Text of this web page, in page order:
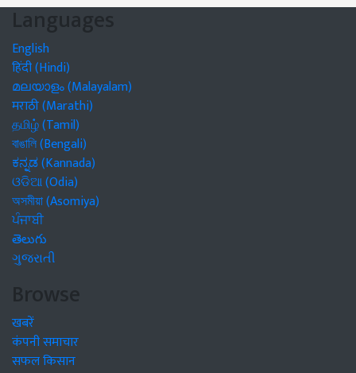
Languages
English
हिंदी (Hindi)
മലയാളം (Malayalam)
मराठी (Marathi)
தமிழ் (Tamil)
বাঙালি (Bengali)
ಕನ್ನಡ (Kannada)
ଓଡିଆ (Odia)
অসমীয়া (Asomiya)
ਪੰਜਾਬੀ
తెలుగు
ગુજરાતી
Browse
खबरें
कंपनी समाचार
सफल किसान